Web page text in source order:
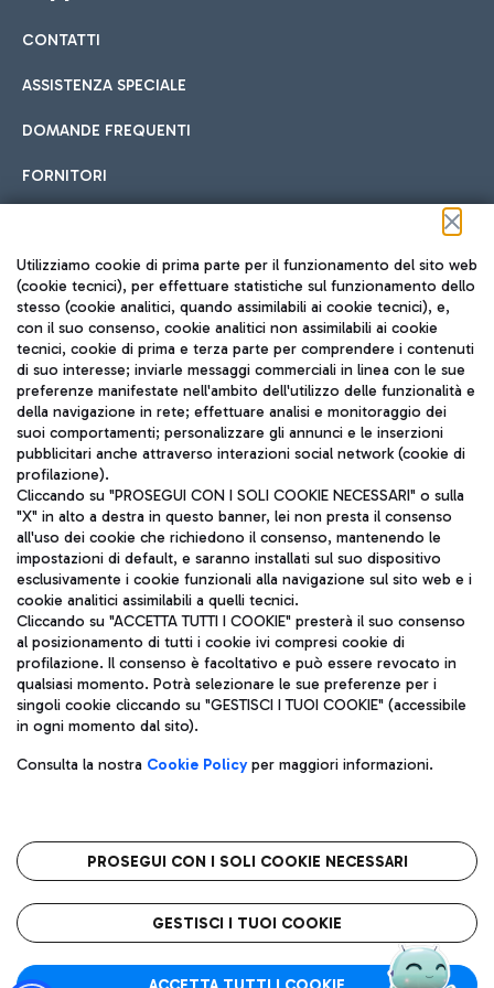
Cucina Internazionale
Fast Food
Pizza
Gelateria
Wine Bar & Sparkling
Hotel in aeroporto
Scegli l'alloggio più adatto e approfitta della vicinanza
all'aeroporto.
Car sharing
Con il Car Sharing è ancora più facile spostarsi
Treno
Raggiungi velocemente l'aeroporto di Fiumicino da Roma
tramite i servizi ferroviari Trenitalia.
Autobus
Scopri le linee di autobus per raggiungere l'aeroporto
Leonardo Da Vinci.
Raggiungi l’aeroporto senza pensieri con il servizio di taxi a
Ristoranti
Scopri la nostra offerta per una pausa gustosa in aeroporto
Mappa Aeroporto Fiumicino
CONTATTI
ASSISTENZA SPECIALE
DOMANDE FREQUENTI
FORNITORI
Seguici sui social
TRAVEL JOURNAL
ITA
Aeroporti di Roma S.p.A. - Società soggetta a direzione e
coordinamento di Mundys S.p.A.
Codice fiscale e Registro delle Imprese di Roma 13032990155 P.
IVA 06572251004
Capitale sociale 62.224.743,00 int. vers.
Sede legale: Via Pier Paolo Racchetti 1 - 00054 Fiumicino (RM)
telefono +39 06 65951
Privacy policy
Note legali
Roma FCO
L'aeroporto stellato
Utilizziamo cookie di prima parte per il funzionamento del sito web
(cookie tecnici), per effettuare statistiche sul funzionamento dello
stesso (cookie analitici, quando assimilabili ai cookie tecnici), e,
con il suo consenso, cookie analitici non assimilabili ai cookie
tecnici, cookie di prima e terza parte per comprendere i contenuti
di suo interesse; inviarle messaggi commerciali in linea con le sue
preferenze manifestate nell'ambito dell'utilizzo delle funzionalità e
della navigazione in rete; effettuare analisi e monitoraggio dei
suoi comportamenti; personalizzare gli annunci e le inserzioni
pubblicitari anche attraverso interazioni social network (cookie di
profilazione).
Cliccando su "PROSEGUI CON I SOLI COOKIE NECESSARI" o sulla
"X" in alto a destra in questo banner, lei non presta il consenso
all'uso dei cookie che richiedono il consenso, mantenendo le
impostazioni di default, e saranno installati sul suo dispositivo
esclusivamente i cookie funzionali alla navigazione sul sito web e i
cookie analitici assimilabili a quelli tecnici.
Cliccando su "ACCETTA TUTTI I COOKIE" presterà il suo consenso
al posizionamento di tutti i cookie ivi compresi cookie di
profilazione. Il consenso è facoltativo e può essere revocato in
qualsiasi momento. Potrà selezionare le sue preferenze per i
singoli cookie cliccando su "GESTISCI I TUOI COOKIE" (accessibile
in ogni momento dal sito).
Consulta la nostra Cookie Policyper maggiori informazioni.
PROSEGUI CON I SOLI COOKIE NECESSARI
GESTISCI I TUOI COOKIE